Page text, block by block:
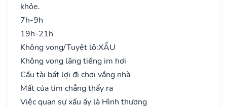
khỏe.
7h-9h
19h-21h
Không vong/Tuyệt lộ:XẤU
Không vong lặng tiếng im hơi
Cầu tài bất lợi đi chơi vắng nhà
Mất của tìm chẳng thấy ra
Việc quan sự xấu ấy là Hình thương